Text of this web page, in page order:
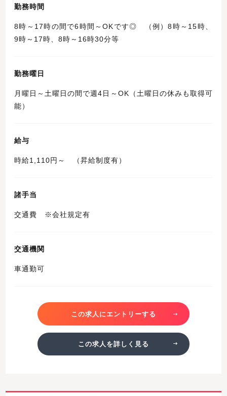
勤務時間
8時～17時の間で6時間～OKです◎ （例）8時～15時、
9時～17時、8時～16時30分等
勤務曜日
月曜日～土曜日の間で週4日～OK（土曜日の休みも取得可
能）
給与
時給1,110円～ （昇給制度有）
諸手当
交通費 ※会社規定有
交通機関
車通勤可
この求人にエントリーする
この求人を詳しく見る